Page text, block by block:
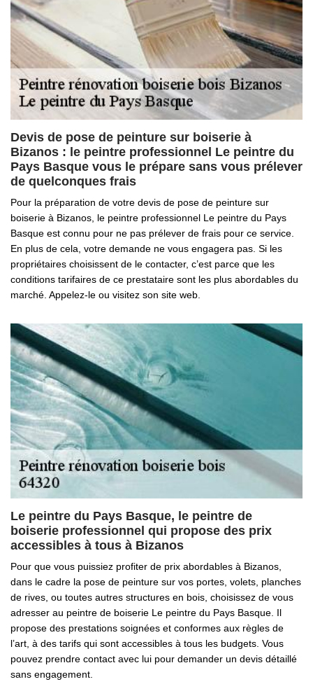
Devis de pose de peinture sur boiserie à
Bizanos : le peintre professionnel Le peintre du
Pays Basque vous le prépare sans vous prélever
de quelconques frais
Pour la préparation de votre devis de pose de peinture sur
boiserie à Bizanos, le peintre professionnel Le peintre du Pays
Basque est connu pour ne pas prélever de frais pour ce service.
En plus de cela, votre demande ne vous engagera pas. Si les
propriétaires choisissent de le contacter, c’est parce que les
conditions tarifaires de ce prestataire sont les plus abordables du
marché. Appelez-le ou visitez son site web.
Le peintre du Pays Basque, le peintre de
boiserie professionnel qui propose des prix
accessibles à tous à Bizanos
Pour que vous puissiez profiter de prix abordables à Bizanos,
dans le cadre la pose de peinture sur vos portes, volets, planches
de rives, ou toutes autres structures en bois, choisissez de vous
adresser au peintre de boiserie Le peintre du Pays Basque. Il
propose des prestations soignées et conformes aux règles de
l’art, à des tarifs qui sont accessibles à tous les budgets. Vous
pouvez prendre contact avec lui pour demander un devis détaillé
sans engagement.